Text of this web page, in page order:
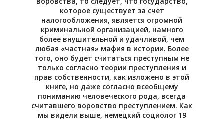
которое существует за счет
налогообложения, является огромной
криминальной организацией, намного
более внушительной и удачливой, чем
любая «частная» мафия в истории. Более
того, оно будет считаться преступным не
только согласно теории преступления и
прав собственности, как изложено в этой
книге, но даже согласно всеобщему
пониманию человеческого рода, всегда
считавшего воровство преступлением. Как
мы видели выше, немецкий социолог 19